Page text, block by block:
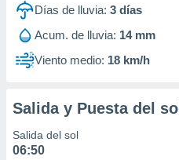
1199
Días de lluvia: 3 días
Acum. de lluvia: 14 mm
Viento medio: 18 km/h
Salida y Puesta del sol
Salida del sol
06:50